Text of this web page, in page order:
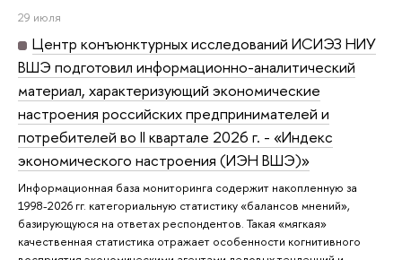
29 июля
Центр конъюнктурных исследований ИСИЭЗ НИУ
ВШЭ подготовил информационно-аналитический
материал, характеризующий экономические
настроения российских предпринимателей и
потребителей во II квартале 2026 г. - «Индекс
экономического настроения (ИЭН ВШЭ)»
Информационная база мониторинга содержит накопленную за
1998-2026 гг. категориальную статистику «балансов мнений»,
базирующуюся на ответах респондентов. Такая «мягкая»
качественная статистика отражает особенности когнитивного